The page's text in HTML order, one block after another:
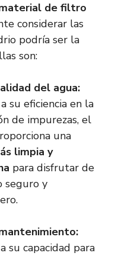
de filtro
considerar las
podría ser la
son:
del agua:
su eficiencia en la
de impurezas, el
una
limpia y
para disfrutar de
seguro y
su capacidad para